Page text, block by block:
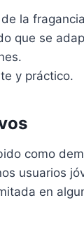
la
que se
y práctico.
como
usuarios
en